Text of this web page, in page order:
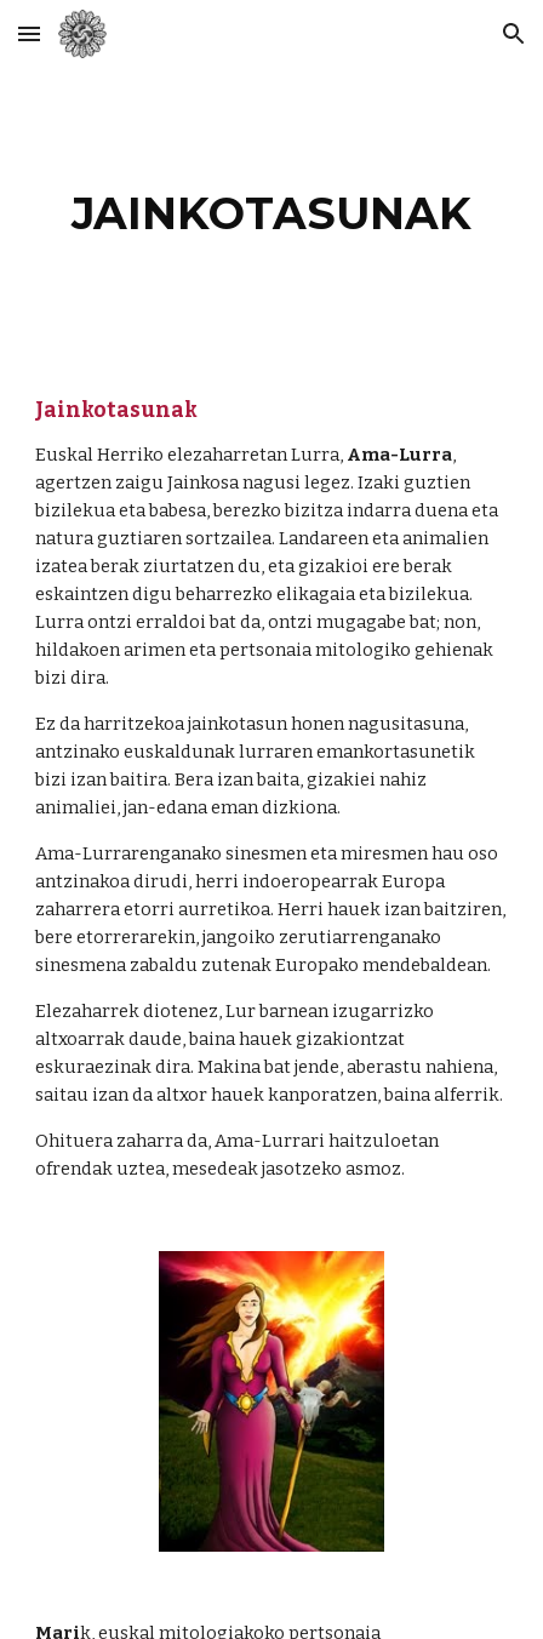
Skip to main content Skip to navigation
JAINKOTASUNAK
Jainkotasunak
Euskal Herriko elezaharretan Lurra, Ama-Lurra,
agertzen zaigu Jainkosa nagusi legez. Izaki guztien
bizilekua eta babesa, berezko bizitza indarra duena eta
natura guztiaren sortzailea. Landareen eta animalien
izatea berak ziurtatzen du, eta gizakioi ere berak
eskaintzen digu beharrezko elikagaia eta bizilekua.
Lurra ontzi erraldoi bat da, ontzi mugagabe bat; non,
hildakoen arimen eta pertsonaia mitologiko gehienak
bizi dira.
Ez da harritzekoa jainkotasun honen nagusitasuna,
antzinako euskaldunak lurraren emankortasunetik
bizi izan baitira. Bera izan baita, gizakiei nahiz
animaliei, jan-edana eman dizkiona.
Ama-Lurrarenganako sinesmen eta miresmen hau oso
antzinakoa dirudi, herri indoeropearrak Europa
zaharrera etorri aurretikoa. Herri hauek izan baitziren,
bere etorrerarekin, jangoiko zerutiarrenganako
sinesmena zabaldu zutenak Europako mendebaldean.
Elezaharrek diotenez, Lur barnean izugarrizko
altxoarrak daude, baina hauek gizakiontzat
eskuraezinak dira. Makina bat jende, aberastu nahiena,
saitau izan da altxor hauek kanporatzen, baina alferrik.
Ohituera zaharra da, Ama-Lurrari haitzuloetan
ofrendak uztea, mesedeak jasotzeko asmoz.
Marik, euskal mitologiakoko pertsonaia